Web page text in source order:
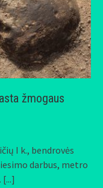
žmogaus
I k., bendrovės
darbus, metro
[...]